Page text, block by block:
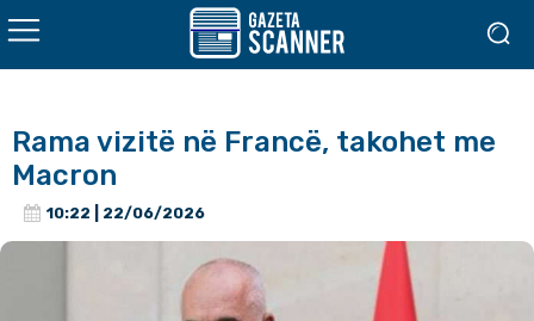
Rama vizitë në Francë, takohet me
Macron
10:22 | 22/06/2026